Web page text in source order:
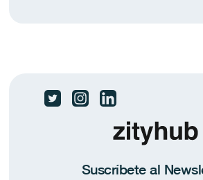
Las dos Españas ante el fin de curso
El 83,4% de los ocupados no
Suscríbete al